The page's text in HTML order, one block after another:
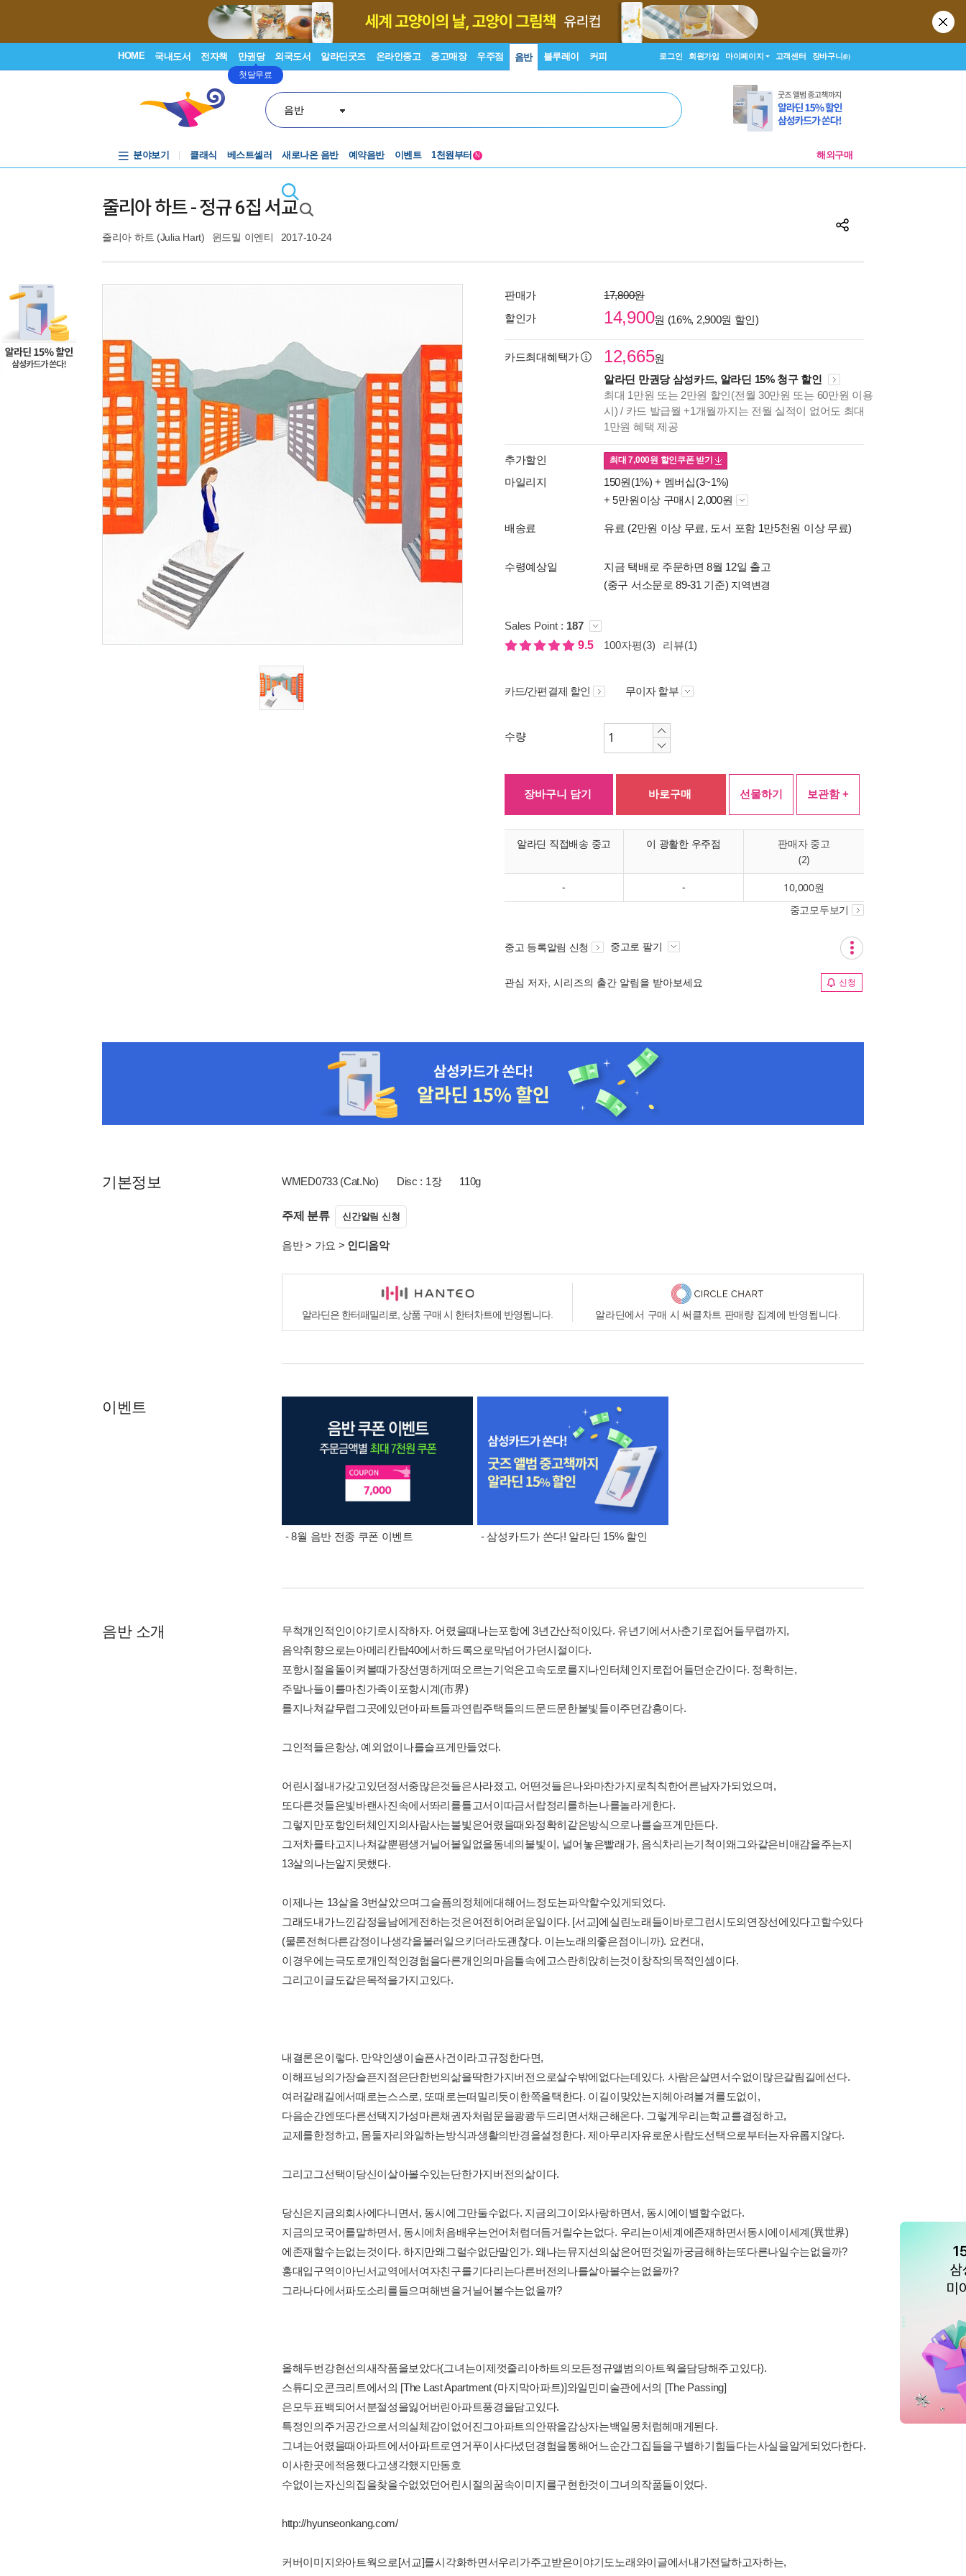
HOME 국내도서 전자책 만권당
첫달무료
외국도서 알라딘굿즈 온라인중고 중고매장 우주점 음반 블루레이 커피 로그인 회원가입 마이페이지 고객센터 장바구니(0)
음반
분야보기 클래식 베스트셀러 새로나온 음반 예약음반 이벤트
1천원부터
N 해외구매
줄리아 하트 - 정규 6집 서교
줄리아 하트 (Julia Hart) 윈드밀 이엔티 2017-10-24
판매가
17,800원
할인가
14,900원 (16%, 2,900원 할인)
카드최대혜택가 12,665원
알라딘 만권당 삼성카드, 알라딘 15% 청구 할인
최대 1만원 또는 2만원 할인(전월 30만원 또는 60만원 이용
시) / 카드 발급월 +1개월까지는 전월 실적이 없어도 최대
1만원 혜택 제공
추가할인 최대7,000원 할인쿠폰 받기
마일리지 150원(1%) + 멤버십(3~1%)
+ 5만원이상 구매시 2,000원
배송료 유료 (2만원 이상 무료, 도서 포함 1만5천원 이상 무료)
수령예상일
지금 택배로 주문하면 8월 12일 출고
(중구 서소문로 89-31 기준) 지역변경
Sales Point : 187
9.5
100자평(3) 리뷰(1)
카드/간편결제 할인 무이자 할부
수량
장바구니 담기 바로구매 선물하기 보관함 +
알라딘 직접배송 중고 이 광활한 우주점
판매자 중고
(2)
- - 10,000원
중고모두보기
중고 등록알림 신청 중고로 팔기
관심 저자, 시리즈의 출간 알림을 받아보세요 신청
기본정보 WMED0733 (Cat.No) Disc : 1장 110g
주제 분류 신간알림 신청
음반> 가요 > 인디음악
알라딘은 한터패밀리로, 상품 구매 시 한터차트에 반영됩니다. 알라딘에서 구매 시 써클차트 판매량 집계에 반영됩니다.
이벤트
- 8월 음반 전종 쿠폰 이벤트 - 삼성카드가 쏜다! 알라딘 15% 할인
음반 소개
무척개인적인이야기로시작하자. 어렸을때나는포항에 3년간산적이있다. 유년기에서사춘기로접어들무렵까지,
음악취향으로는아메리칸탑40에서하드록으로막넘어가던시절이다.
포항시절을돌이켜볼때가장선명하게떠오르는기억은고속도로를지나인터체인지로접어들던순간이다. 정확히는,
주말나들이를마친가족이포항시계(市界)
를지나쳐갈무렵그곳에있던아파트들과연립주택들의드문드문한불빛들이주던감흥이다.
그인적들은항상, 예외없이나를슬프게만들었다.
어린시절내가갖고있던정서중많은것들은사라졌고, 어떤것들은나와마찬가지로칙칙한어른남자가되었으며,
또다른것들은빛바랜사진속에서똬리를틀고서이따금서랍정리를하는나를놀라게한다.
그렇지만포항인터체인지의사람사는불빛은어렸을때와정확히같은방식으로나를슬프게만든다.
그저차를타고지나쳐갈뿐평생거닐어볼일없을동네의불빛이, 널어놓은빨래가, 음식차리는기척이왜그와같은비애감을주는지
13살의나는알지못했다.
이제나는 13살을 3번살았으며그슬픔의정체에대해어느정도는파악할수있게되었다.
그래도내가느낀감정을남에게전하는것은여전히어려운일이다. [서교]에실린노래들이바로그런시도의연장선에있다고할수있다
(물론전혀다른감정이나생각을불러일으키더라도괜찮다. 이는노래의좋은점이니까). 요컨대,
이경우에는극도로개인적인경험을다른개인의마음틀속에고스란히앉히는것이창작의목적인셈이다.
그리고이글도같은목적을가지고있다.
내결론은이렇다. 만약인생이슬픈사건이라고규정한다면,
이해프닝의가장슬픈지점은단한번의삶을딱한가지버전으로살수밖에없다는데있다. 사람은살면서수없이많은갈림길에선다.
여러갈래길에서때로는스스로, 또때로는떠밀리듯이한쪽을택한다. 이길이맞았는지헤아려볼겨를도없이,
다음순간엔또다른선택지가성마른채권자처럼문을쾅쾅두드리면서채근해온다. 그렇게우리는학교를결정하고,
교제를한정하고, 몸둘자리와일하는방식과생활의반경을설정한다. 제아무리자유로운사람도선택으로부터는자유롭지않다.
그리고그선택이당신이살아볼수있는단한가지버전의삶이다.
당신은지금의회사에다니면서, 동시에그만둘수없다. 지금의그이와사랑하면서, 동시에이별할수없다.
지금의모국어를말하면서, 동시에처음배우는언어처럼더듬거릴수는없다. 우리는이세계에존재하면서동시에이세계(異世界)
에존재할수는없는것이다. 하지만왜그럴수없단말인가. 왜나는뮤지션의삶은어떤것일까궁금해하는또다른나일수는없을까?
홍대입구역이아닌서교역에서여자친구를기다리는다른버전의나를살아볼수는없을까?
그라나다에서파도소리를들으며해변을거닐어볼수는없을까?
올해두번강현선의새작품을보았다(그녀는이제껏줄리아하트의모든정규앨범의아트웍을담당해주고있다).
스튜디오콘크리트에서의 [The Last Apartment (마지막아파트)]와일민미술관에서의 [The Passing]
은모두표백되어서분절성을잃어버린아파트풍경을담고있다.
특정인의주거공간으로서의실체감이없어진그아파트의안팎을감상자는백일몽처럼헤매게된다.
그녀는어렸을때아파트에서아파트로연거푸이사다녔던경험을통해어느순간그집들을구별하기힘들다는사실을알게되었다한다.
이사한곳에적응했다고생각했지만동호
수없이는자신의집을찾을수없었던어린시절의꿈속이미지를구현한것이그녀의작품들이었다.
http://hyunseonkang.com/
커버이미지와아트웍으로[서교]를시각화하면서우리가주고받은이야기도노래와이글에서내가전달하고자하는,